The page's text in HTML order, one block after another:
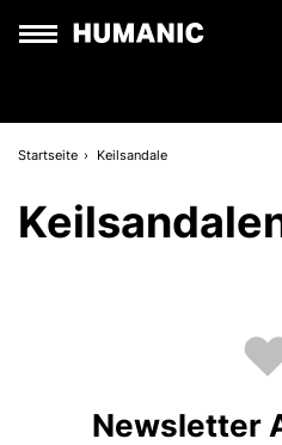
Startseite Keilsandale
Newsletter